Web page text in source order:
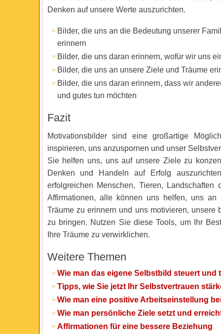
Denken auf unsere Werte auszurichten.
Bilder, die uns an die Bedeutung unserer
erinnern
Bilder, die uns daran erinnern, wofür wir uns
Bilder, die uns an unsere Ziele und Träume
Bilder, die uns daran erinnern, dass wir
und gutes tun möchten
Fazit
Motivationsbilder sind eine großartige
inspirieren, uns anzuspornen und unser
Sie helfen uns, uns auf unsere Ziele zu
Denken und Handeln auf Erfolg
erfolgreichen Menschen, Tieren, Landschaften
Affirmationen, alle können uns helfen, uns an
Träume zu erinnern und uns motivieren, unsere
zu bringen. Nutzen Sie diese Tools, um Ihr
Ihre Träume zu verwirklichen.
Weitere Themen
Wie man das eigene Selbstbild steuert und
Tipps, wie Sie jetzt Ihr Selbstvertrauen
Wie man eine positive Arbeitseinstellung
Wie man persönliche Ziele setzt und
Affirmationen für eine bessere Beziehung